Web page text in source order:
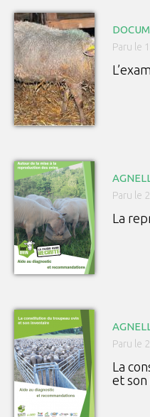
Paru le
Paru le
La
Paru le
La
et son